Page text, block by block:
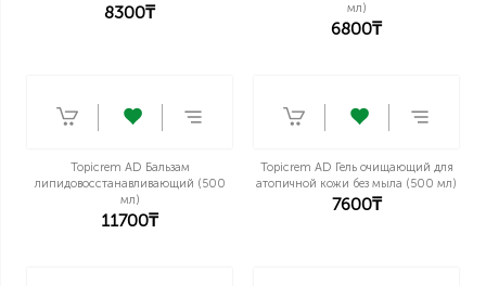
8300₸
мл)
6800₸
Topicrem AD Бальзам
липидовосстанавливающий (500
мл)
11700₸
Topicrem AD Гель очищающий для
атопичной кожи без мыла (500 мл)
7600₸